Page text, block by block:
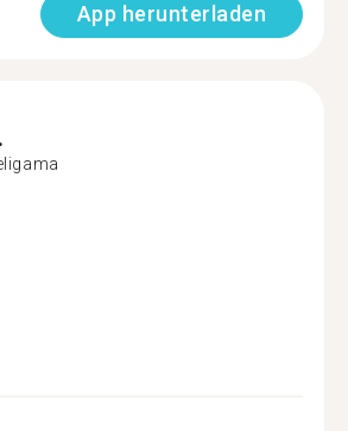
App herunterladen